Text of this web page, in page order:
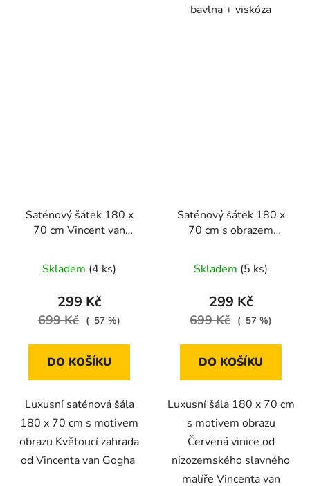
bavlna + viskóza
Saténový šátek 180 x
70 cm Vincent van
Skladem (4 ks)
299 Kč
699 Kč (–57 %)
DO KOŠÍKU
Luxusní saténová šála
180 x 70 cm s motivem
obrazu Květoucí zahrada
od Vincenta van Gogha
Saténový šátek 180 x
70 cm s obrazem
Vincenta van Gogha
Skladem (5 ks)
299 Kč
699 Kč (–57 %)
DO KOŠÍKU
Luxusní šála 180 x 70 cm
s motivem obrazu
Červená vinice od
nizozemského slavného
malíře Vincenta van